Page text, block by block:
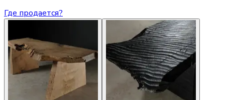
Где продается?